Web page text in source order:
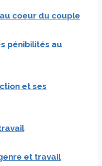
coeur du couple
pénibilités au
et ses
et travail